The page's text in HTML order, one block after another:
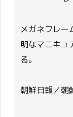
メガネフレー
明なマニキュ
る。
朝鮮日報／朝